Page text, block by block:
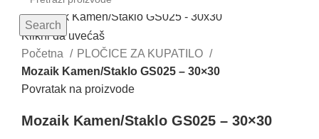
Search
Klikni da uvećaš
Početna
PLOČICE ZA KUPATILO
Mozaik Kamen/Staklo GS025 – 30×30
Povratak na proizvode
Mozaik Kamen/Staklo GS025 – 30×30